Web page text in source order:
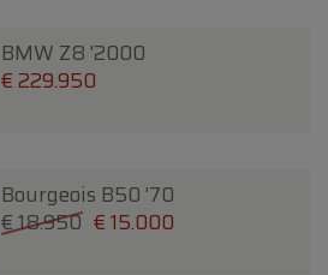
BMW Z8 '2000
€ 229.950
Bourgeois B50 '70
€ 18.950 € 15.000